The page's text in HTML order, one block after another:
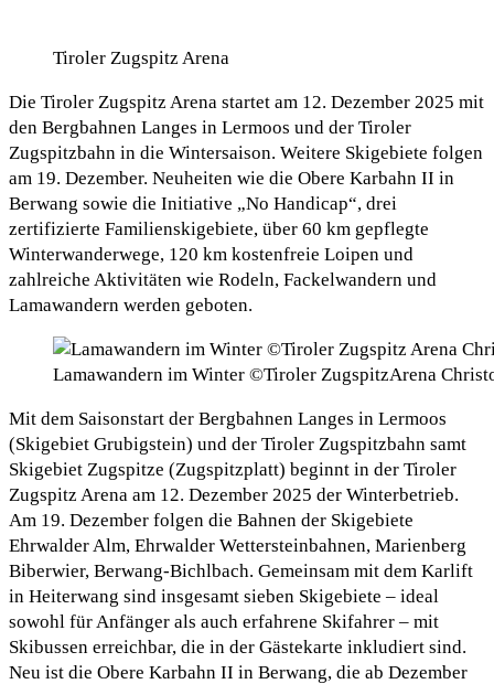
Tiroler Zugspitz Arena
Die Tiroler Zugspitz Arena startet am 12. Dezember 2025 mit
den Bergbahnen Langes in Lermoos und der Tiroler
Zugspitzbahn in die Wintersaison. Weitere Skigebiete folgen
am 19. Dezember. Neuheiten wie die Obere Karbahn II in
Berwang sowie die Initiative „No Handicap“, drei
zertifizierte Familienskigebiete, über 60 km gepflegte
Winterwanderwege, 120 km kostenfreie Loipen und
zahlreiche Aktivitäten wie Rodeln, Fackelwandern und
Lamawandern werden geboten.
Lamawandern im Winter ©Tiroler ZugspitzArena
Mit dem Saisonstart der Bergbahnen Langes in Lermoos
(Skigebiet Grubigstein) und der Tiroler Zugspitzbahn samt
Skigebiet Zugspitze (Zugspitzplatt) beginnt in der Tiroler
Zugspitz Arena am 12. Dezember 2025 der Winterbetrieb.
Am 19. Dezember folgen die Bahnen der Skigebiete
Ehrwalder Alm, Ehrwalder Wettersteinbahnen, Marienberg
Biberwier, Berwang-Bichlbach. Gemeinsam mit dem Karlift
in Heiterwang sind insgesamt sieben Skigebiete – ideal
sowohl für Anfänger als auch erfahrene Skifahrer – mit
Skibussen erreichbar, die in der Gästekarte inkludiert sind.
Neu ist die Obere Karbahn II in Berwang, die ab Dezember